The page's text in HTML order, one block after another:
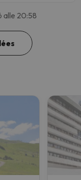
alle 20:58